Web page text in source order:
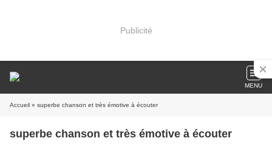
Publicité
MENU
Accueil » superbe chanson et très émotive à écouter
superbe chanson et très émotive à écouter